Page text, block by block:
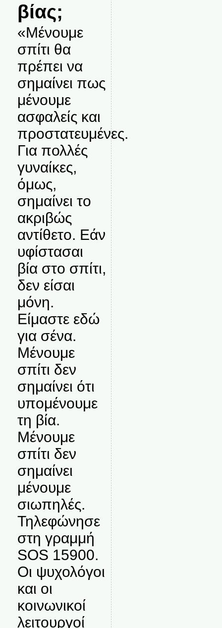
βίας;
«Μένουμε
σπίτι θα
πρέπει να
σημαίνει πως
μένουμε
ασφαλείς και
προστατευμένες.
Για πολλές
γυναίκες,
όμως,
σημαίνει το
ακριβώς
αντίθετο. Εάν
υφίστασαι
βία στο σπίτι,
δεν είσαι
μόνη.
Είμαστε εδώ
για σένα.
Μένουμε
σπίτι δεν
σημαίνει ότι
υπομένουμε
τη βία.
Μένουμε
σπίτι δεν
σημαίνει
μένουμε
σιωπηλές.
Τηλεφώνησε
στη γραμμή
SOS 15900.
Οι ψυχολόγοι
και οι
κοινωνικοί
λειτουργοί